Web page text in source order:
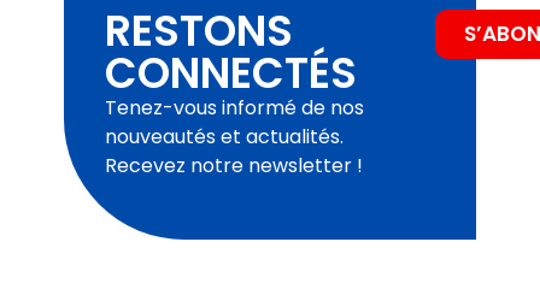
RESTONS
CONNECTÉS
Tenez-vous informé de nos
nouveautés et actualités.
Recevez notre newsletter !